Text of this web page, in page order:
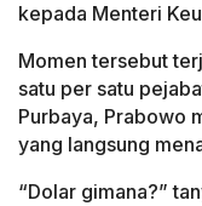
kepada Menteri
Momen tersebut
satu per satu
Purbaya, Prabowo
yang langsung
“Dolar gimana?”